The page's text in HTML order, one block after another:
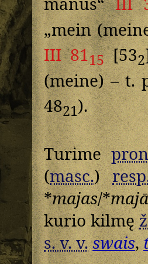
„mein
III 8115[532
(meine) – t.
4821).
Turime
(masc.)
*majas/*majā
kurio kilmę
s. v. v.swais,